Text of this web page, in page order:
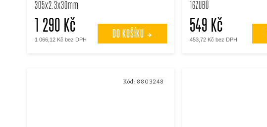
d
u
305x2.3x30mm
1 066,12 Kč bez DPH
1 290 Kč DO KOŠÍKU
16ZUBŮ
453,72 Kč bez DPH
549 Kč
Kód: 8803248